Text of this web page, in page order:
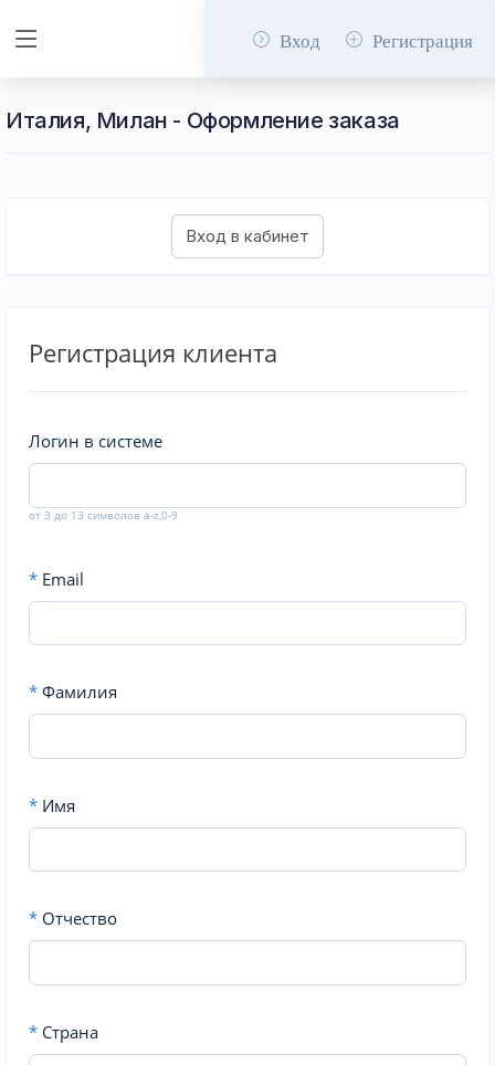
Вход Регистрация
Италия, Милан - Оформление заказа
Регистрация клиента
Логин в системе
от 3 до 13 символов a-z,0-9
* Email
* Фамилия
* Имя
* Отчество
* Страна